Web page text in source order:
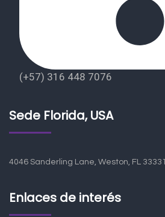
(+57) 316 448 7076
Sede Florida, USA
4046 Sanderling Lane, Weston, FL 33331
Enlaces de interés